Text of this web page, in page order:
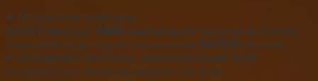
✔ Исправлена проблема,
препятствующая NMM надлежащим образом включать/
отключать моды при использовании MultiHD режима
✔ Исправлена проблема, препятствующая NMM
сохранять состояние активации плагинов